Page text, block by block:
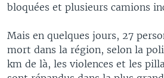
bloquées et plusieurs camions
Mais en quelques jours, 27
mort dans la région, selon la
km de là, les violences et les